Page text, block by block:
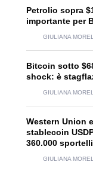
Petrolio sopra
importante per
GIULIANA
Bitcoin sotto
shock: è
GIULIANA
Western Union
stablecoin
360.000
GIULIANA